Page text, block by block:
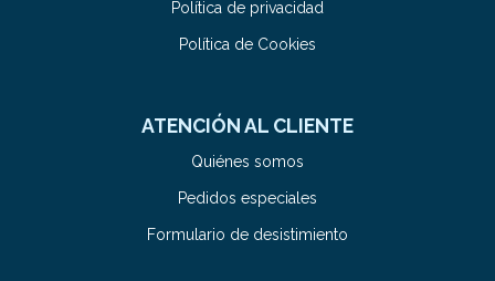
Política de privacidad
Política de Cookies
ATENCIÓN AL CLIENTE
Quiénes somos
Pedidos especiales
Formulario de desistimiento